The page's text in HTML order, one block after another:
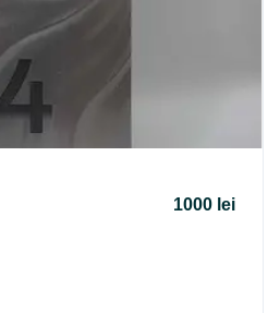
1000 lei